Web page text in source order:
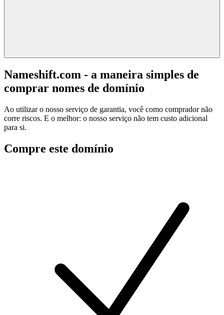
Nameshift.com - a maneira simples de
comprar nomes de domínio
Ao utilizar o nosso serviço de garantia, você como comprador não
corre riscos. E o melhor: o nosso serviço não tem custo adicional
para si.
Compre este domínio